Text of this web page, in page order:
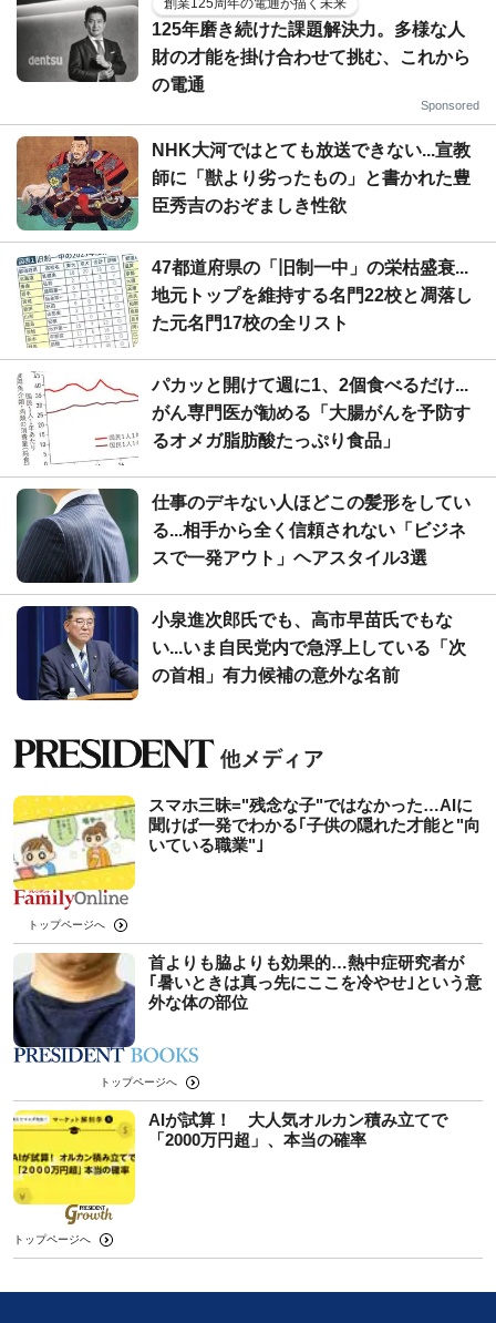
創業125周年の電通が描く未来
125年磨き続けた課題解決力。多様な人
財の才能を掛け合わせて挑む、これから
の電通
Sponsored
NHK大河ではとても放送できない...宣教
師に「獣より劣ったもの」と書かれた豊
臣秀吉のおぞましき性欲
47都道府県の「旧制一中」の栄枯盛衰...
地元トップを維持する名門22校と凋落し
た元名門17校の全リスト
パカッと開けて週に1、2個食べるだけ...
がん専門医が勧める「大腸がんを予防す
るオメガ脂肪酸たっぷり食品」
仕事のデキない人ほどこの髪形をしてい
る...相手から全く信頼されない「ビジネ
スで一発アウト」ヘアスタイル3選
小泉進次郎氏でも、高市早苗氏でもな
い...いま自民党内で急浮上している「次
の首相」有力候補の意外な名前
スマホ三昧="残念な子"ではなかった…AIに
聞けば一発でわかる｢子供の隠れた才能と"向
いている職業"｣
トップページへ
首よりも脇よりも効果的…熱中症研究者が
｢暑いときは真っ先にここを冷やせ｣という意
外な体の部位
トップページへ
AIが試算！ 大人気オルカン積み立てで
「2000万円超」、本当の確率
トップページへ